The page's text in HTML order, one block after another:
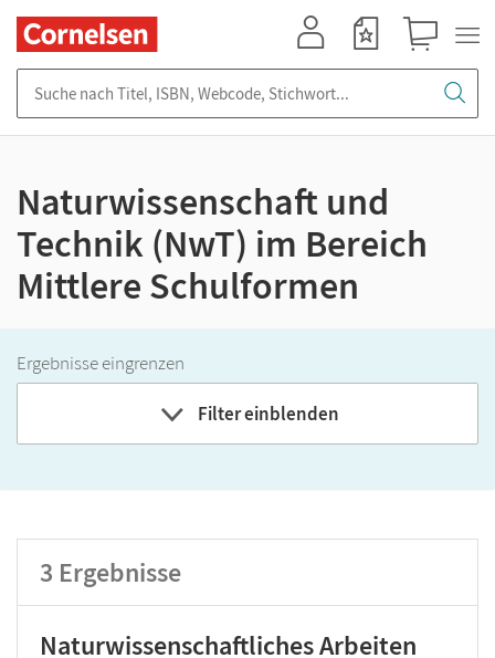
Naturwissenschaft und
Technik (NwT) im Bereich
Mittlere Schulformen
Ergebnisse eingrenzen
Filter einblenden
Bundesland
Lehrwerk/Reihe
3 Ergebnisse
Naturwissenschaftliches Arbeiten